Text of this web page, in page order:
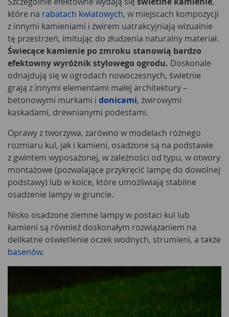
które na rabatach kwiatowych, w miejscach kompozycji
z innymi kamieniami i żwirem uatrakcyjniają wizualnie
tę przestrzeń, imitując do złudzenia naturalny materiał.
Świecące kamienie po zmroku stanowią bardzo
efektowny wyróżnik stylowego ogrodu. Doskonale
odnajdują się w ogrodach nowoczesnych, świetnie
grają z innymi elementami małej architektury –
betonowymi murkami i donicami, żwirowymi
kaskadami, drewnianymi podestami.
Oprawy z tworzywa, zarówno w modelach różnego
rozmiaru kul, jak i kamieni, osadzone są na podstawie
z gwintem wyposażonej, w zależności od typu, w otwory
montażowe (pozwalające przykręcić lampę do dowolnej
podstawy) lub w kolce, które umożliwiają stabilne
osadzenie lampy w gruncie.
Nisko osadzone ziemne lampy w postaci kul lub
kamieni są również doskonałym rozwiązaniem na
delikatne oświetlenie oczek wodnych, strumieni, a także
basenów.